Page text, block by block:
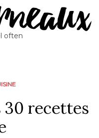
often
30 recettes